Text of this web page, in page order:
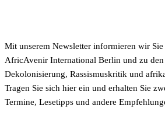
Mit unserem Newsletter informieren wir
AfricAvenir International Berlin und zu den
Dekolonisierung, Rassismuskritik und
Tragen Sie sich hier ein und erhalten Sie
Termine, Lesetipps und andere